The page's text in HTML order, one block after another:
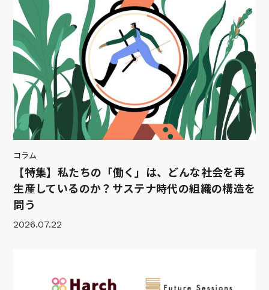
コラム
【特集】私たちの「働く」は、どんな社会を再
生産しているのか？サステナ時代の組織の構造を
問う
2026.07.22